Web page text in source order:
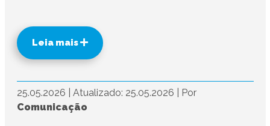
Leia mais
25.05.2026 Atualizado: 25.05.2026
Por
Comunicação